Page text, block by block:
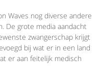
Waves nog diverse andere
De grote media aandacht
zwangerschap krijgt
bij wat er in een land
er aan feitelijk medisch